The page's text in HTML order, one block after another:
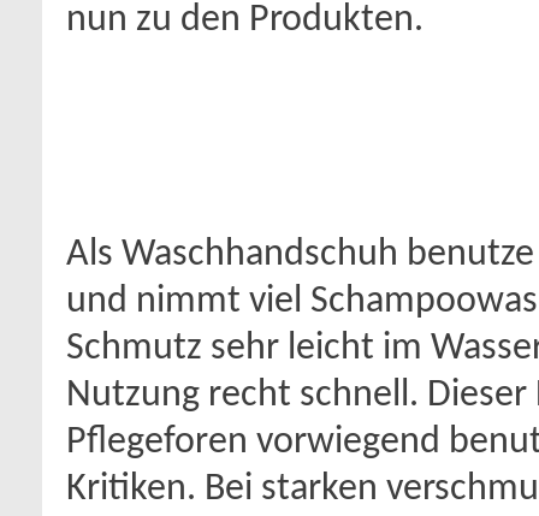
nun zu den Produkten.
Als Waschhandschuh
und nimmt viel
Schmutz sehr leicht im
Nutzung recht schnell.
Pflegeforen vorwiegend
Kritiken. Bei starken